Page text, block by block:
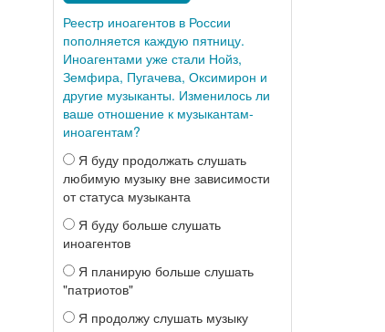
Реестр иноагентов в России
пополняется каждую пятницу.
Иноагентами уже стали Нойз,
Земфира, Пугачева, Оксимирон и
другие музыканты. Изменилось ли
ваше отношение к музыкантам-
иноагентам?
Я буду продолжать слушать
любимую музыку вне зависимости
от статуса музыканта
Я буду больше слушать
иноагентов
Я планирую больше слушать
"патриотов"
Я продолжу слушать музыку